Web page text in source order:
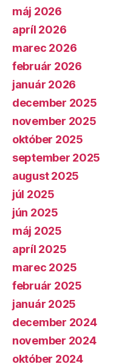
máj 2026
apríl 2026
marec 2026
február 2026
január 2026
december 2025
november 2025
október 2025
september 2025
august 2025
júl 2025
jún 2025
máj 2025
apríl 2025
marec 2025
február 2025
január 2025
december 2024
november 2024
október 2024